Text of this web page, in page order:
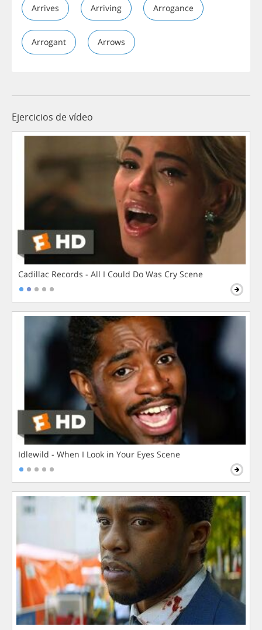
Arrives Arriving Arrogance
Arrogant Arrows
Ejercicios de vídeo
Cadillac Records - All I Could Do Was Cry Scene
Idlewild - When I Look in Your Eyes Scene